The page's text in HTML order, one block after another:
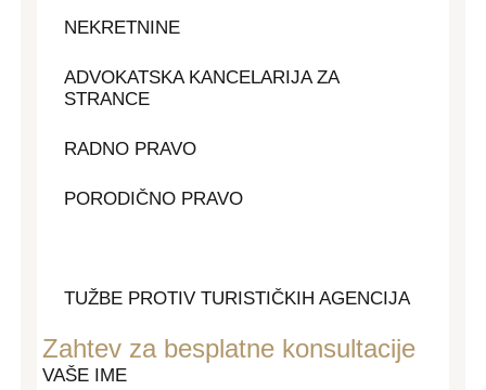
NEKRETNINE
ADVOKATSKA KANCELARIJA ZA
STRANCE
RADNO PRAVO
PORODIČNO PRAVO
TUŽBE PROTIV TURISTIČKIH AGENCIJA
Zahtev za besplatne konsultacije
VAŠE IME